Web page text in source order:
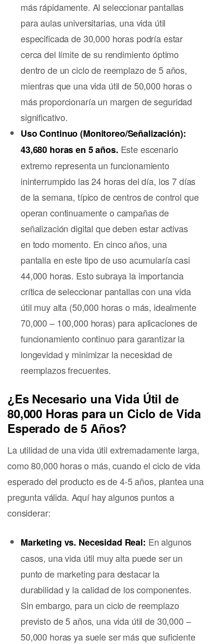
más rápidamente. Al seleccionar pantallas
para aulas universitarias, una vida útil
especificada de 30,000 horas podría estar
cerca del límite de su rendimiento óptimo
dentro de un ciclo de reemplazo de 5 años,
mientras que una vida útil de 50,000 horas o
más proporcionaría un margen de seguridad
significativo.
Uso Continuo (Monitoreo/Señalización):
43,680 horas en 5 años. Este escenario
extremo representa un funcionamiento
ininterrumpido las 24 horas del día, los 7 días
de la semana, típico de centros de control que
operan continuamente o campañas de
señalización digital que deben estar activas
en todo momento. En cinco años, una
pantalla en este tipo de uso acumularía casi
44,000 horas. Esto subraya la importancia
crítica de seleccionar pantallas con una vida
útil muy alta (50,000 horas o más, idealmente
70,000 – 100,000 horas) para aplicaciones de
funcionamiento continuo para garantizar la
longevidad y minimizar la necesidad de
reemplazos frecuentes.
¿Es Necesario una Vida Útil de
80,000 Horas para un Ciclo de Vida
Esperado de 5 Años?
La utilidad de una vida útil extremadamente larga,
como 80,000 horas o más, cuando el ciclo de vida
esperado del producto es de 4-5 años, plantea una
pregunta válida. Aquí hay algunos puntos a
considerar:
Marketing vs. Necesidad Real: En algunos
casos, una vida útil muy alta puede ser un
punto de marketing para destacar la
durabilidad y la calidad de los componentes.
Sin embargo, para un ciclo de reemplazo
previsto de 5 años, una vida útil de 30,000 –
50,000 horas ya suele ser más que suficiente